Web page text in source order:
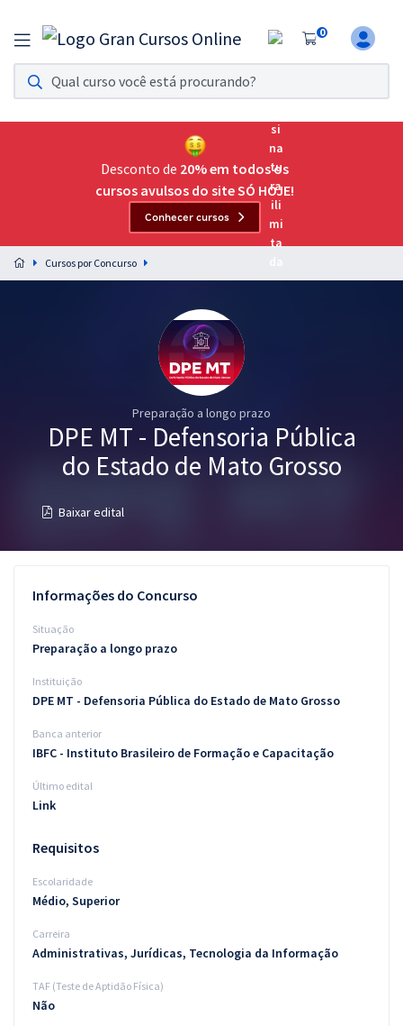
0
Assinatura Ilimitada 11
Acesso a todos os cursos. Teste grátis por 7 dias!
Assinatura OAB Até Passar
Acesso ilimitado a toda preparação para o Exame da
Preparação completa e intensiva para as principais
residências em saúde do Brasil
Graduação
Questões grátis
Conteúdo gratuito
Aprovados
Atendimento
Desconto de 20% em todos os
cursos avulsos do site SÓ HOJE!
Conhecer cursos
Cursos por Concurso
Preparação a longo prazo
DPE MT - Defensoria Pública
do Estado de Mato Grosso
Baixar edital
Informações do Concurso
Situação
Preparação a longo prazo
Instituição
DPE MT - Defensoria Pública do Estado de Mato Grosso
Banca anterior
IBFC - Instituto Brasileiro de Formação e Capacitação
Último edital
Link
Requisitos
Escolaridade
Médio, Superior
Carreira
Administrativas, Jurídicas, Tecnologia da Informação
TAF (Teste de Aptidão Física)
Não